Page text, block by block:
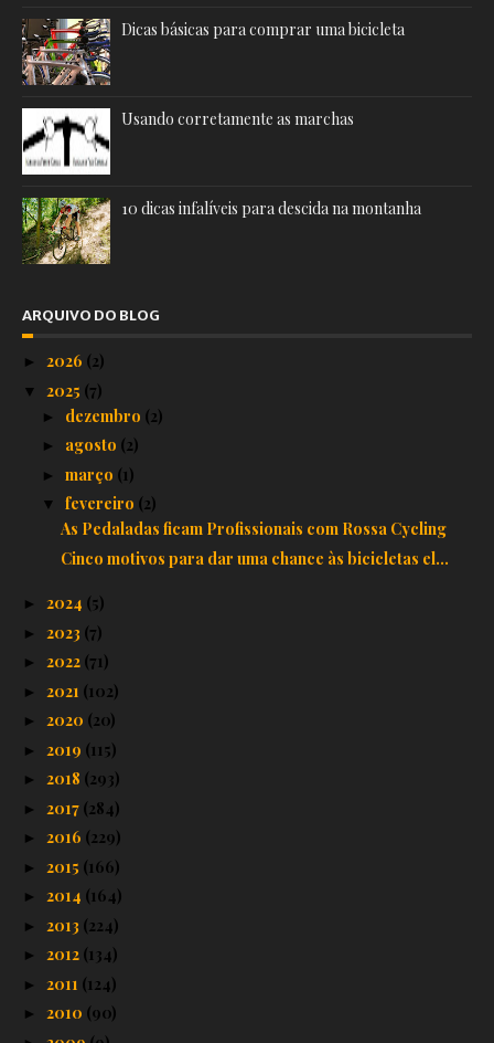
Dicas básicas para comprar uma bicicleta
Usando corretamente as marchas
10 dicas infalíveis para descida na montanha
ARQUIVO DO BLOG
► 2026 (2)
▼ 2025 (7)
► dezembro (2)
► agosto (2)
► março (1)
▼ fevereiro (2)
As Pedaladas ficam Profissionais com Rossa Cycling
Cinco motivos para dar uma chance às bicicletas el...
► 2024 (5)
► 2023 (7)
► 2022 (71)
► 2021 (102)
► 2020 (20)
► 2019 (115)
► 2018 (293)
► 2017 (284)
► 2016 (229)
► 2015 (166)
► 2014 (164)
► 2013 (224)
► 2012 (134)
► 2011 (124)
► 2010 (90)